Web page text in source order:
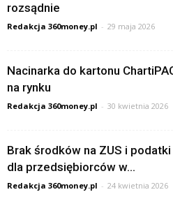
rozsądnie
Redakcja 360money.pl - 29 maja 2026
Nacinarka do kartonu
na rynku
Redakcja 360money.pl - 30 kwietnia 2026
Brak środków na ZUS i
dla przedsiębiorców w...
Redakcja 360money.pl - 24 kwietnia 2026